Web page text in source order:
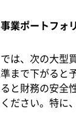
業ポートフォ
は、次の大型
まで下がると
と財務の安全
ださい。特に